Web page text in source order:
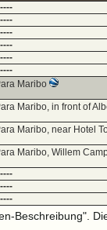
Maribo
Maribo, in front of
Maribo, near Hotel
Maribo, Willem
Beschreibung".